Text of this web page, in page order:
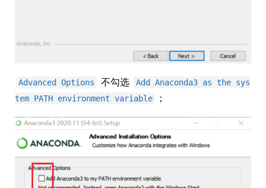
Advanced Options 不勾选
Add Anaconda3 as the sys
tem PATH environment variable
；